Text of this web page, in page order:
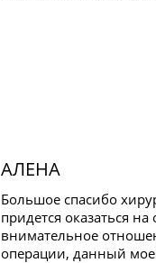
АЛЕНА
Большое спасибо
придется оказаться
внимательное
операции, данный